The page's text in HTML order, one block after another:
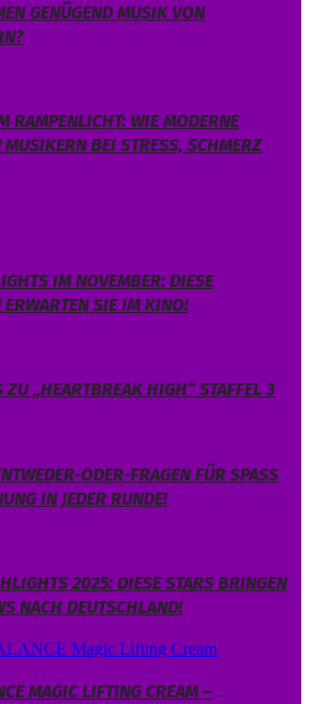
GENÜGEND MUSIK VON
RAMPENLICHT: WIE MODERNE
MUSIKERN BEI STRESS, SCHMERZ
IM NOVEMBER: DIESE
ERWARTEN SIE IM KINO!
ZU „HEARTBREAK HIGH“ STAFFEL 3
ODER-FRAGEN FÜR SPASS U
IN JEDER RUNDE!
2025: DIESE STARS BRINGEN
NACH DEUTSCHLAND!
MAGIC LIFTING CREAM –